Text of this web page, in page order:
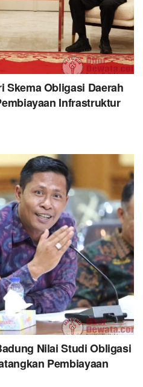
Skema Obligasi Daerah
Infrastruktur
Nilai Studi Obligasi
Pembiayaan